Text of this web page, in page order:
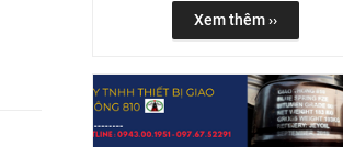
Xem thêm ››